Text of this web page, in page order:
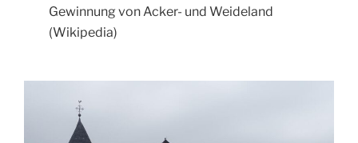
Gewinnung von Acker- und Weideland
(Wikipedia)